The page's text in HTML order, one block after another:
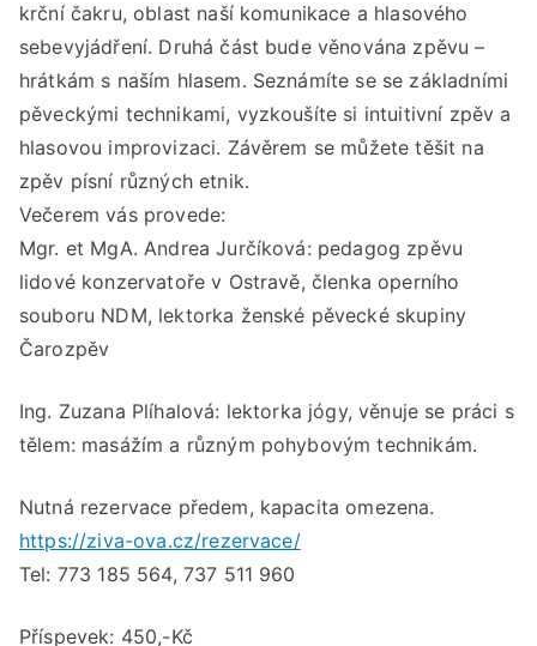
od
krční čakru, oblast naší komunikace a hlasového
sebevyjádření. Druhá část bude věnována zpěvu –
hrátkám s naším hlasem. Seznámíte se se základními
pěveckými technikami, vyzkoušíte si intuitivní zpěv a
hlasovou improvizaci. Závěrem se můžete těšit na
zpěv písní různých etnik.
Večerem vás provede:
Mgr. et MgA. Andrea Jurčíková: pedagog zpěvu
lidové konzervatoře v Ostravě, členka operního
souboru NDM, lektorka ženské pěvecké skupiny
Čarozpěv
Ing. Zuzana Plíhalová: lektorka jógy, věnuje se práci s
tělem: masážím a různým pohybovým technikám.
Nutná rezervace předem, kapacita omezena.
https://ziva-ova.cz/rezervace/
Tel: 773 185 564, 737 511 960
Příspevek: 450,-Kč